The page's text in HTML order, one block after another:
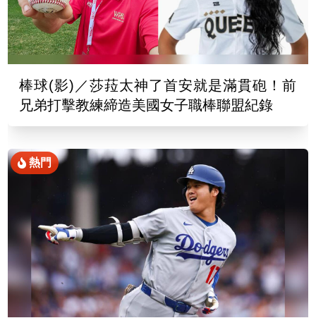
棒球(影)／莎菈太神了首安就是滿貫砲！前
兄弟打擊教練締造美國女子職棒聯盟紀錄
熱門